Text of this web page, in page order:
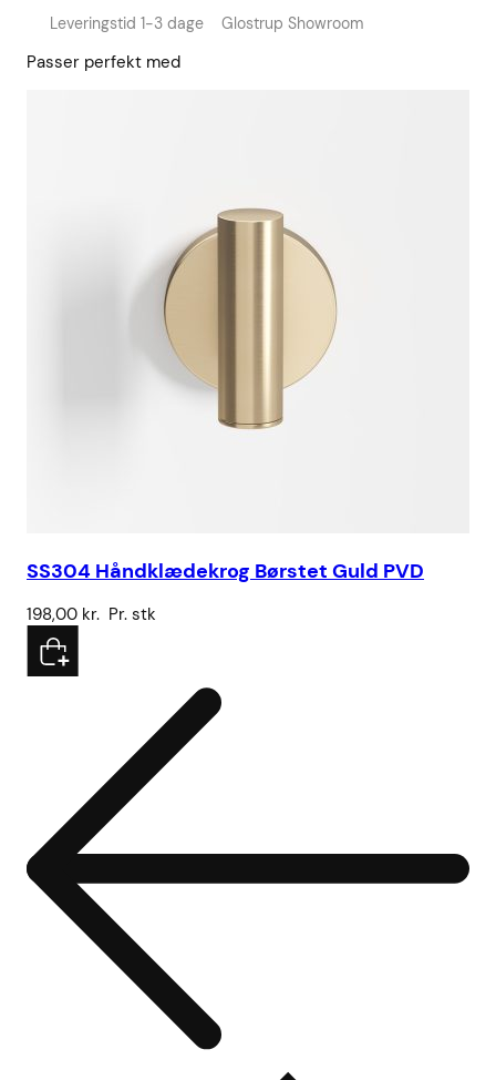
Leveringstid 1-3 dage
Glostrup Showroom
Passer perfekt med
SS304 Håndklædekrog Børstet Guld PVD
198,00 kr. Pr. stk